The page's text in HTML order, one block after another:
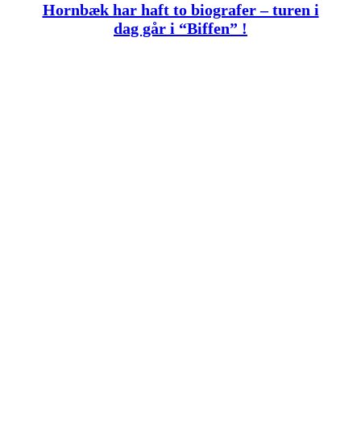
Hornbæk har haft to biografer – turen i
dag går i “Biffen” !